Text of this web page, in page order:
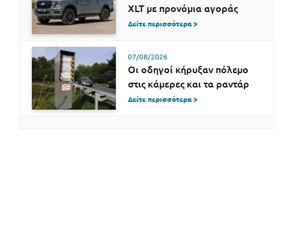
XLT με προνόμια αγοράς
Δείτε περισσότερα >
07/08/2026
Οι οδηγοί κήρυξαν πόλεμο
στις κάμερες και τα ραντάρ
Δείτε περισσότερα >